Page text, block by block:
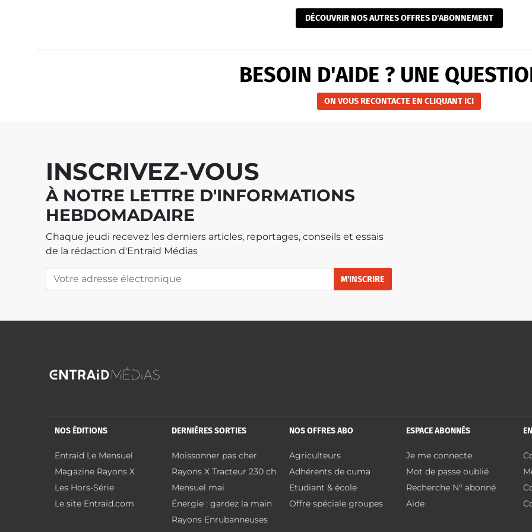
DÉCOUVRIR NOS AUTRES OFFRES D'ABONNEMENT
BESOIN D'AIDE ? UNE
ON VOUS RECONTACTE EN CLIQUANT ICI
INSCRIVEZ-VOUS
À NOTRE LETTRE D'INFORMATIONS
HEBDOMADAIRE
Chaque jeudi recevez les derniers articles, reportages, conseils et essais
de la rédaction d'Entraid Médias
M'INSCRIRE
NOS ÉDITIONS
Entraid Le Mensuel
Magazine Rayons X
Les Hors-Série
Le site Entraid.com
DERNIÈRES SORTIES
Moissonner pas cher
Rayons X Tracteur 230 ch
Mensuel mai
Énergie : gardez la main
Rayons Enrubanneuses
NOS OFFRES ABO
Agriculteurs
Adhérents de cuma
Etudiant & école
Offre spéciale groupes
ESPACE ABONNÉS
Je me connecte
Mot de passe oublié
Recherche N° abonné
Aide